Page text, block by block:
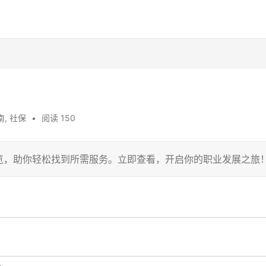
, 社保 • 阅读 150
助你轻松找到所需服务。立即查看，开启你的职业发展之旅